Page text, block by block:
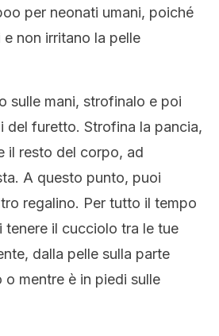
per neonati umani, poiché
non irritano la pelle
sulle mani, strofinalo e poi
del furetto. Strofina la pancia,
il resto del corpo, ad
A questo punto, puoi
regalino. Per tutto il tempo
tenere il cucciolo tra le tue
dalla pelle sulla parte
mentre è in piedi sulle